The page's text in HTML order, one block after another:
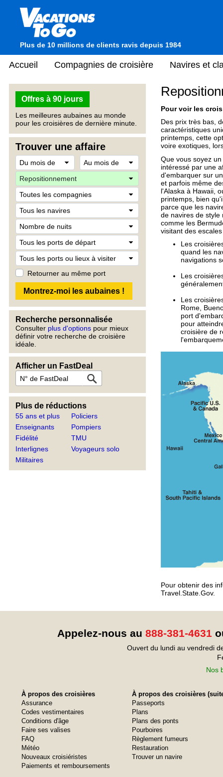
Plus de 10 millions de clients ravis depuis 1984
Accueil Compagnies de croisière Navires et
Offres à 90 jours
Les meilleures aubaines au monde
pour les croisières de dernière minute.
Trouver une affaire
Retourner au même port
Recherche personnalisée
Consulter plus d'options pour mieux
définir votre recherche de croisière
idéale.
Afficher un FastDeal
Plus de réductions
55 ans et plus
Enseignants
Fidélité
Interlignes
Militaires
Policiers
Pompiers
TMU
Voyageurs solo
Pour voir les
Des prix très bas,
caractéristiques
printemps, cette
voire exotiques,
Que vous soyez
intéressé par une
d'embarquer sur
et parfois même
l'Alaska à Hawaii,
printemps, bien
parce que les
de navires de style
comme les
visitant des
Les
quand les
navigations
Les
Les
Rome,
port
pour
croisière de
Pour obtenir des
Travel.State.Gov.
Appelez-nous au 888-381-4631
Ouvert du lundi au vendredi
Nos
À propos des croisières
Assurance
Codes vestimentaires
Conditions d'âge
Faire ses valises
FAQ
Météo
Nouveaux croisiéristes
Paiements et remboursements
À propos des croisières
Passeports
Plans
Plans des ponts
Pourboires
Règlement fumeurs
Restauration
Trouver un navire